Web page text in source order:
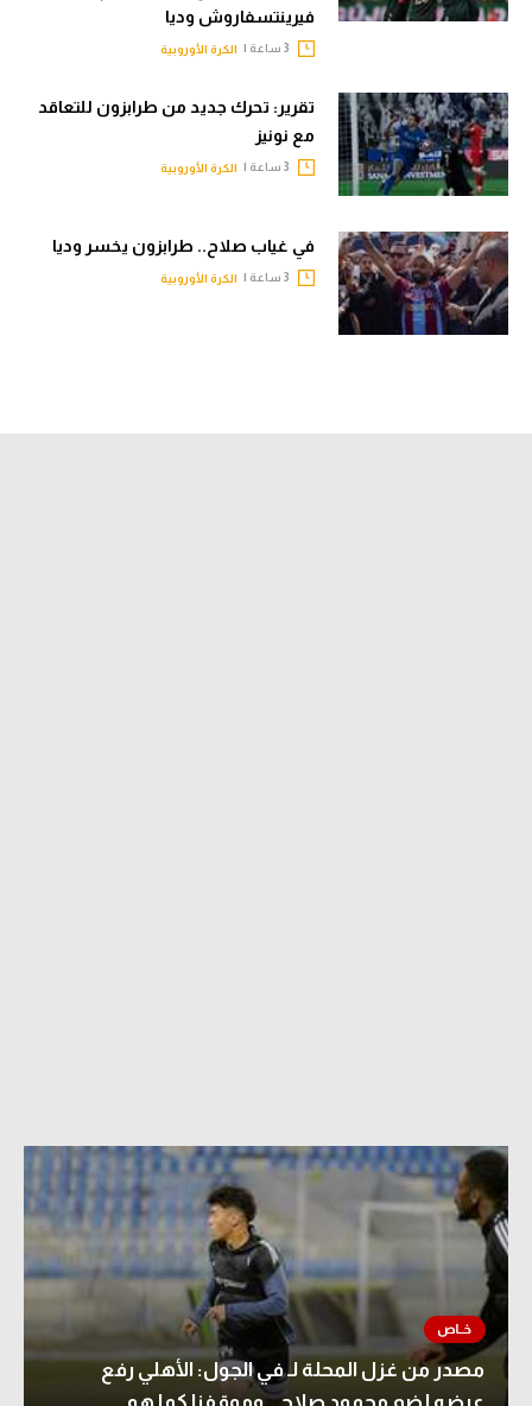
فيرينتسفاروش وديا
الكرة الأوروبية
تقرير: تحرك جديد من طرابزون للتعاقد
مع نونيز
الكرة الأوروبية
في غياب صلاح.. طرابزون يخسر وديا
الكرة الأوروبية
مصدر من غزل المحلة لـ في الجول: الأهلي رفع